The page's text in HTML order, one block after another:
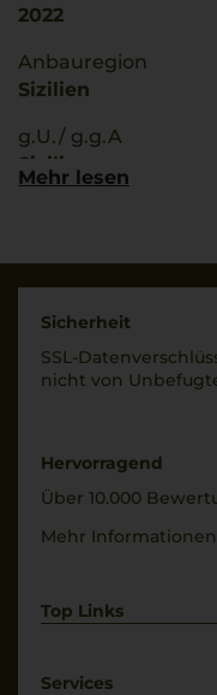
2022
Anbauregion
Sizilien
g.U./ g.g.A
Sicilia
Origine Controllata
Rebsorten
Trinktemperatur
Alkoholgehalt
12,5 % Vol.
Restsüße
Mehr lesen
Sicherheit
SSL-
nicht von
Hervorragend
Über 10.000
Mehr Informationen
Top Links
Weißwein
Services